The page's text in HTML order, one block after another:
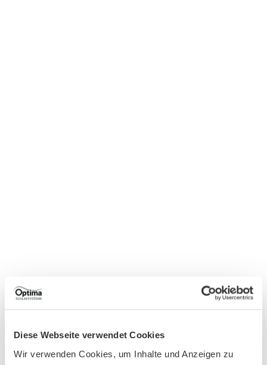
Diese Webseite verwendet Cookies
Wir verwenden Cookies, um Inhalte und Anzeigen zu